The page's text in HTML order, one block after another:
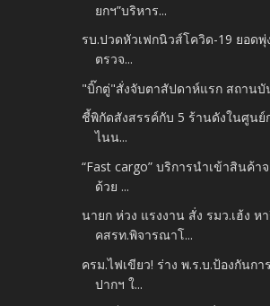
ยกฯ”บริหาร...
รบ.ปวดหัวเฟกนิวส์โควิด-19 ยอดพุ่
ตรวจ...
"บิ๊กตู่"สั่งจับตาสัปดาห์แรก สถานบั
ชี้พิกัดสังสรรค์กับ 5 ร้านดังในศูนย์
ไนน...
“Fast cargo” บริการนำเข้าสินค้า
ด้วย ...
นายก ห่วง แรงงาน สั่ง รมว.เฮ้ง ห
คสรท.พิจารณาโ...
ครม.ไฟเขียว! ร่าง พ.ร.บ.ป้องกันก
ปากฯ ใ...